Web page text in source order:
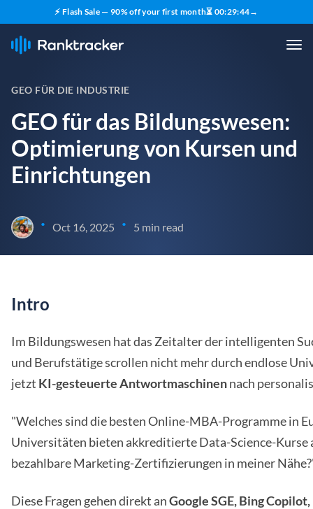
⚡ Flash Sale — 90% off your first month⏳ 00:29:43→
GEO FÜR DIE INDUSTRIE
GEO für das Bildungswesen:
Optimierung von Kursen und
Einrichtungen
• Oct 16, 2025 • 5 min read
Intro
Im Bildungswesen hat das Zeitalter der intelligenten
und Berufstätige scrollen nicht mehr durch endlose
jetzt KI-gesteuerte Antwortmaschinennach
"Welches sind die besten Online-MBA-Programme in
Universitäten bieten akkreditierte Data-Science-Kurse
bezahlbare Marketing-Zertifizierungen in meiner
Diese Fragen gehen direkt anGoogle SGE, Bing